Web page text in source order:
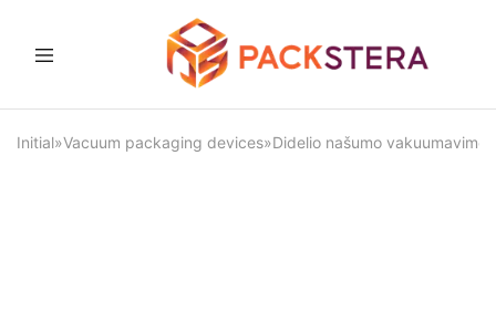
and
equipment
Initial»Vacuum packaging devices»Didelio našumo vakuumavimo